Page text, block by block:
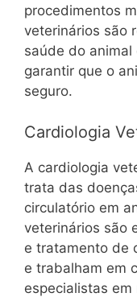
procedimentos
veterinários são
saúde do
garantir que o
seguro.
Cardiologia
A cardiologia
trata das
circulatório em
veterinários são
e tratamento de
e trabalham em
especialistas